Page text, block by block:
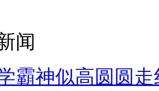
闻
霸神似高圆圆走